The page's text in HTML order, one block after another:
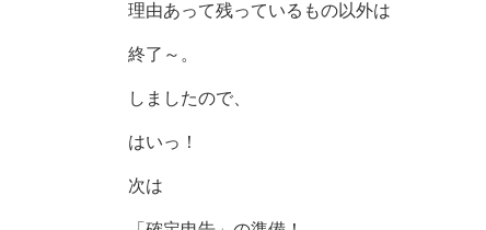
理由あって残っているもの以外は
終了～。
しましたので、
はいっ！
次は